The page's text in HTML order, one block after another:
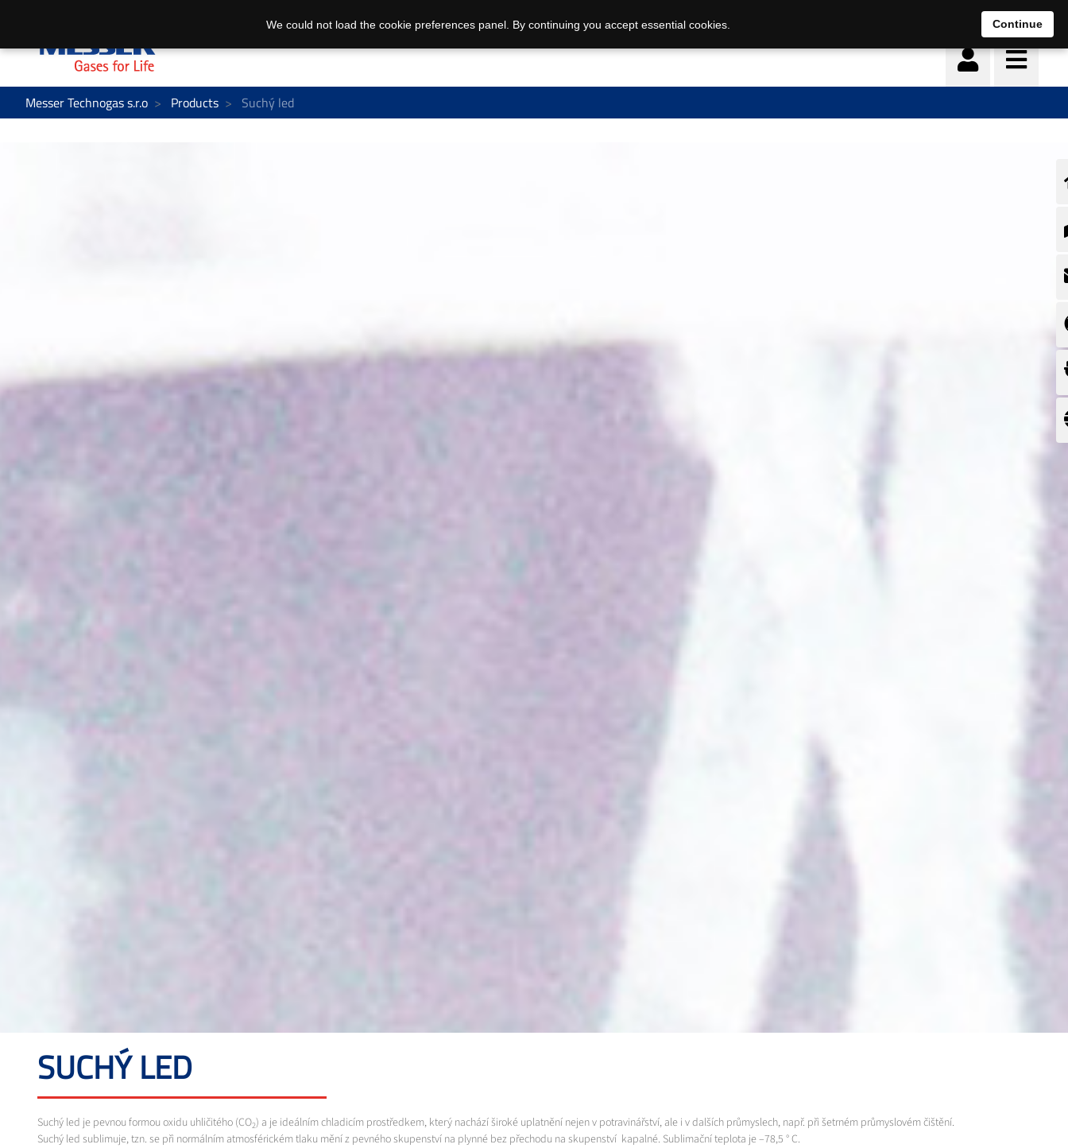
Messer Technogas s.r.o Products Suchý led
SUCHÝ LED
Suchý led je pevnou formou oxidu uhličitého (CO2) a je ideálním chladicím prostředkem, který nachází široké uplatnění nejen v potravinářství, ale i v dalších průmyslech, např. při šetrném průmyslovém čištění.
Suchý led sublimuje, tzn. se při normálním atmosférickém tlaku mění z pevného skupenství na plynné bez přechodu na skupenství kapalné. Sublimační teplota je –78,5 ° C.
We could not load the cookie preferences panel. By continuing you accept essential cookies. Continue